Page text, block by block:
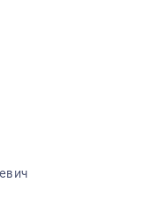
на основе 977 оценок